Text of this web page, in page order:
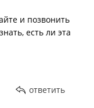
и позвонить
есть ли эта
ответить